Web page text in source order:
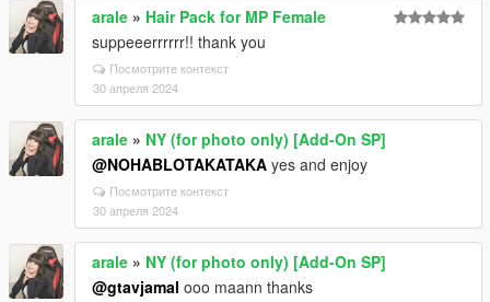
arale » Hair Pack for MP Female
suppeeerrrrrr!! thank you
Посмотрите контекст
30 апреля 2024
arale » NY (for photo only) [Add-On SP]
@NOHABLOTAKATAKA yes and enjoy
Посмотрите контекст
30 апреля 2024
arale » NY (for photo only) [Add-On SP]
@gtavjamal ooo maann thanks